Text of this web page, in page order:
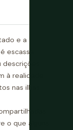
e a
à realidade
nas ilhas
que alguns